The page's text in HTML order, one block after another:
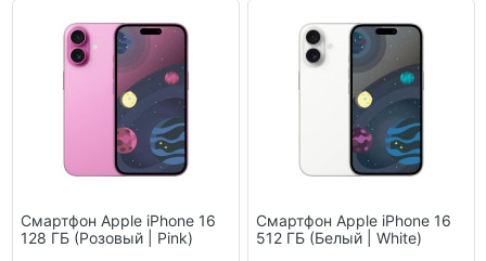
Смартфон Apple iPhone 16
128 ГБ (Розовый | Pink)
Смартфон Apple iPhone 16
512 ГБ (Белый | White)